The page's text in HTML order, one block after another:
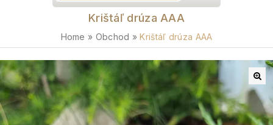
Krištáľ drúza AAA
Home » Obchod »Krištáľ drúza AAA